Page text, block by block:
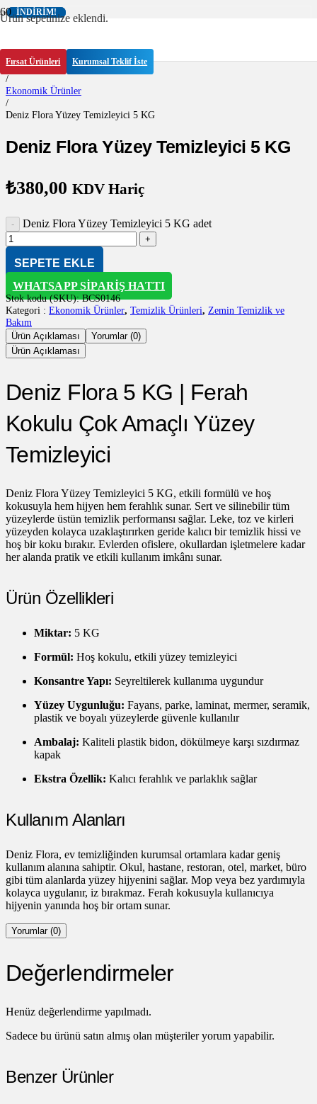
Ürünsepetinize eklendi.
Fırsat Ürünleri Kurumsal Teklif İste
Temizlik Ürünleri
/
Ekonomik Ürünler
/
Deniz Flora Yüzey Temizleyici 5 KG
Deniz Flora Yüzey Temizleyici 5 KG
₺380,00 KDV Hariç
Deniz Flora Yüzey Temizleyici 5 KG adet
SEPETE EKLE
WHATSAPP SIPARIŞ HATTI
Stok kodu (SKU):BCS0146
Kategori : Ekonomik Ürünler, Temizlik Ürünleri, Zemin Temizlik ve
Bakım
Ürün Açıklaması
Yorumlar (0)
Ürün Açıklaması
Deniz Flora 5 KG | Ferah
Kokulu Çok Amaçlı Yüzey
Temizleyici
Deniz Flora Yüzey Temizleyici 5 KG, etkili formülü ve hoş
kokusuyla hem hijyen hem ferahlık sunar. Sert ve silinebilir tüm
yüzeylerde üstün temizlik performansı sağlar. Leke, toz ve kirleri
yüzeyden kolayca uzaklaştırırken geride kalıcı bir temizlik hissi ve
hoş bir koku bırakır. Evlerden ofislere, okullardan işletmelere kadar
her alanda pratik ve etkili kullanım imkânı sunar.
Ürün Özellikleri
Miktar: 5 KG
Formül: Hoş kokulu, etkili yüzey temizleyici
Konsantre Yapı: Seyreltilerek kullanıma uygundur
Yüzey Uygunluğu: Fayans, parke, laminat, mermer, seramik,
plastik ve boyalı yüzeylerde güvenle kullanılır
Ambalaj: Kaliteli plastik bidon, dökülmeye karşı sızdırmaz
kapak
Ekstra Özellik: Kalıcı ferahlık ve parlaklık sağlar
Kullanım Alanları
Deniz Flora, ev temizliğinden kurumsal ortamlara kadar geniş
kullanım alanına sahiptir. Okul, hastane, restoran, otel, market, büro
gibi tüm alanlarda yüzey hijyenini sağlar. Mop veya bez yardımıyla
kolayca uygulanır, iz bırakmaz. Ferah kokusuyla kullanıcıya
hijyenin yanında hoş bir ortam sunar.
Yorumlar (0)
Değerlendirmeler
Henüz değerlendirme yapılmadı.
Sadece bu ürünü satın almış olan müşteriler yorum yapabilir.
Benzer Ürünler
İNDIRIM!
İNDIRIM!